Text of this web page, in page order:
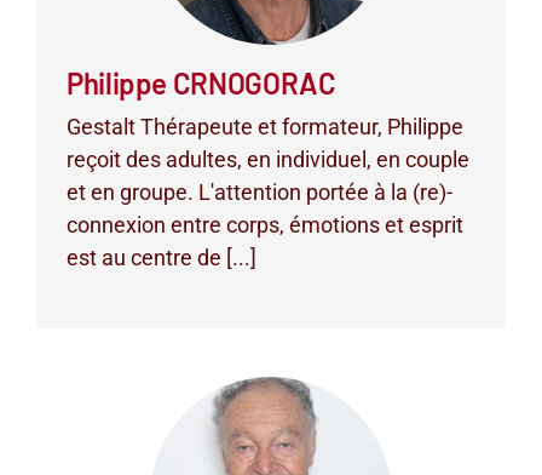
Philippe CRNOGORAC
Gestalt Thérapeute et formateur, Philippe
reçoit des adultes, en individuel, en couple
et en groupe. L'attention portée à la (re)-
connexion entre corps, émotions et esprit
est au centre de [...]